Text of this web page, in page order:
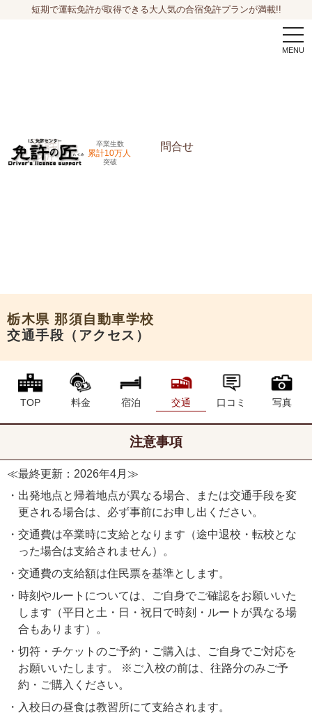
短期で運転免許が取得できる大人気の合宿免許プランが満載!!
卒業生数
累計10万人
突破
問合せ
栃木県 那須自動車学校
交通手段（アクセス）
TOP 料金 宿泊 交通 口コミ 写真
注意事項
≪最終更新：2026年4月≫
・出発地点と帰着地点が異なる場合、または交通手段を変
更される場合は、必ず事前にお申し出ください。
・交通費は卒業時に支給となります（途中退校・転校とな
った場合は支給されません）。
・交通費の支給額は住民票を基準とします。
・時刻やルートについては、ご自身でご確認をお願いいた
します（平日と土・日・祝日で時刻・ルートが異なる場
合もあります）。
・切符・チケットのご予約・ご購入は、ご自身でご対応を
お願いいたします。 ※ご入校の前は、往路分のみご予
約・ご購入ください。
・入校日の昼食は教習所にて支給されます。